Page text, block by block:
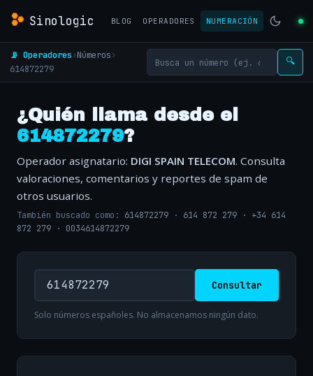
Sinologic BLOG OPERADORES NUMERACIÓN
📡 Operadores›Números›
614872279
🔍
¿Quién llama desde el
614872279?
Operador asignatario: DIGI SPAIN TELECOM. Consulta
valoraciones, comentarios y reportes de spam de
otros usuarios.
También buscado como: 614872279 · 614 872 279 · +34 614
872 279 · 0034614872279
Consultar
Solo números españoles. No almacenamos ningún dato.